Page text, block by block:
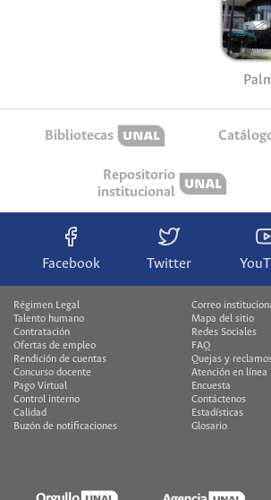
Bibliotecas
Repositorio
institucional
Facebook Twitter
Régimen Legal
Talento humano
Contratación
Ofertas de empleo
Rendición de cuentas
Concurso docente
Pago Virtual
Control interno
Calidad
Buzón de notificaciones
Correo
Mapa del sitio
Redes Sociales
FAQ
Quejas y
Atención en línea
Encuesta
Contáctenos
Estadísticas
Glosario